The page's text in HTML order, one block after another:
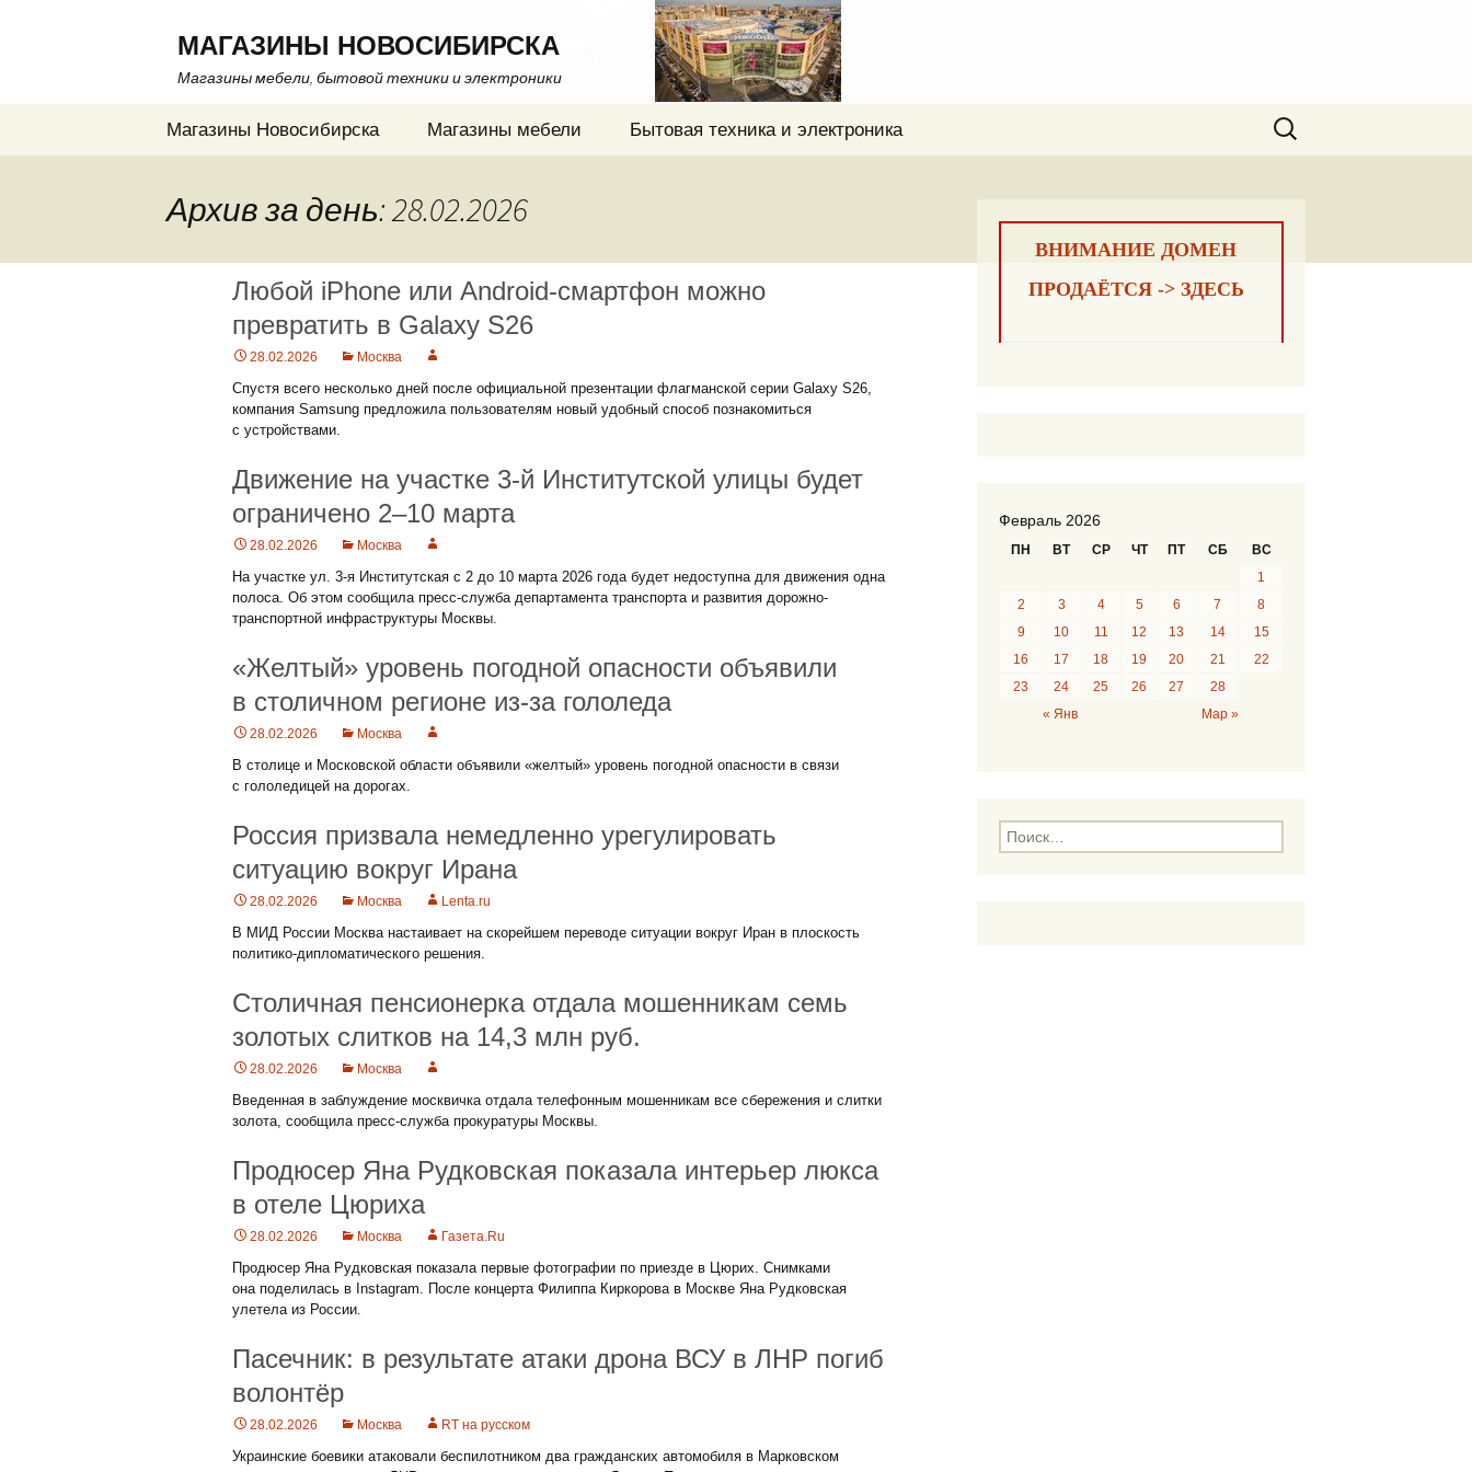
МАГАЗИНЫ НОВОСИБИРСКА
Магазины мебели, бытовой техники и электроники
содержимому
Магазины Новосибирска Магазины мебели Бытовая техника и электроника
Найти:
Архив за день: 28.02.2026
Любой iPhone или Android-смартфон можно
превратить в Galaxy S26
28.02.2026 Москва
Спустя всего несколько дней после официальной презентации флагманской серии Galaxy S26,
компания Samsung предложила пользователям новый удобный способ познакомиться
с устройствами.
Движение на участке 3-й Институтской улицы будет
ограничено 2–10 марта
28.02.2026 Москва
На участке ул. 3-я Институтская с 2 до 10 марта 2026 года будет недоступна для движения одна
полоса. Об этом сообщила пресс-служба департамента транспорта и развития дорожно-
транспортной инфраструктуры Москвы.
«Желтый» уровень погодной опасности объявили
в столичном регионе из-за гололеда
28.02.2026 Москва
В столице и Московской области объявили «желтый» уровень погодной опасности в связи
с гололедицей на дорогах.
Россия призвала немедленно урегулировать
ситуацию вокруг Ирана
28.02.2026 Москва Lenta.ru
В МИД России Москва настаивает на скорейшем переводе ситуации вокруг Иран в плоскость
политико-дипломатического решения.
Столичная пенсионерка отдала мошенникам семь
золотых слитков на 14,3 млн руб.
28.02.2026 Москва
Введенная в заблуждение москвичка отдала телефонным мошенникам все сбережения и слитки
золота, сообщила пресс-служба прокуратуры Москвы.
Продюсер Яна Рудковская показала интерьер люкса
в отеле Цюриха
28.02.2026 Москва Газета.Ru
Продюсер Яна Рудковская показала первые фотографии по приезде в Цюрих. Снимками
она поделилась в Instagram. После концерта Филиппа Киркорова в Москве Яна Рудковская
улетела из России.
Пасечник: в результате атаки дрона ВСУ в ЛНР погиб
волонтёр
28.02.2026 Москва RT на русском
Украинские боевики атаковали беспилотником два гражданских автомобиля в Марковском
ВНИМАНИЕ ДОМЕН
ПРОДАЁТСЯ -> ЗДЕСЬ
Февраль 2026
ПН ВТ СР ЧТ ПТ СБ ВС
« Янв Мар »
1
2
3 4 5 6 7
8
9
10 11 12 13 14
15
16
17 18 19 20 21
22
23
24 25 26 27 28
Н
а